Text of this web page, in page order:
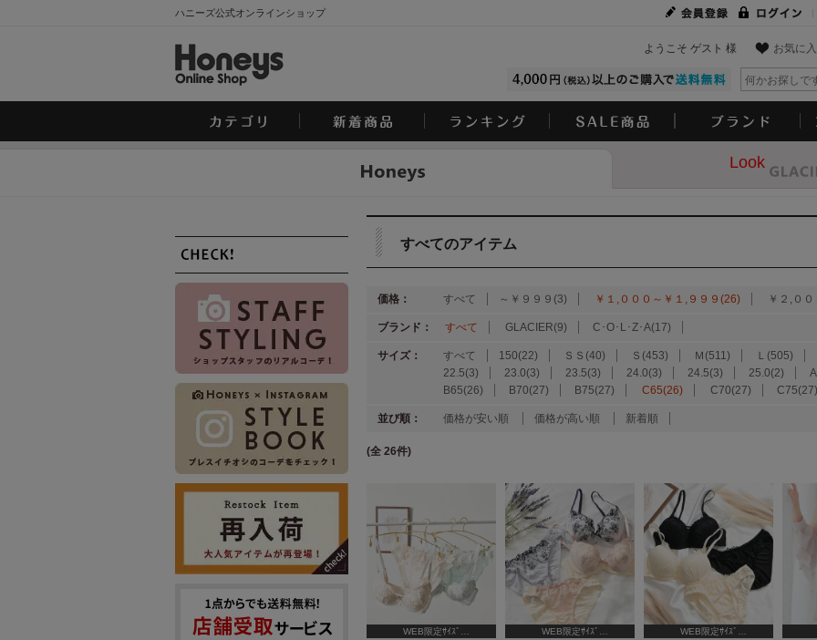
ハニーズ公式オンラインショップ
お気に入
ようこそ ゲスト 様
Look
すべてのアイテム
価格： すべて ～￥９９９(3) ￥１,０００～￥１,９９９(26) ￥２,０
ブランド： すべて GLACIER(9) C･O･L･Z･A(17)
サイズ： すべて 150(22) ＳＳ(40) Ｓ(453) Ｍ(511) Ｌ(505)
22.5(3)
23.0(3) 23.5(3) 24.0(3) 24.5(3) 25.0(2)
B65(26)
B70(27) B75(27) C65(26) C70(27) C75(27)
並び順： 価格が安い順 価格が高い順 新着順
(全 26件)
WEB限定ｻｲｽﾞ
WEB限定ｻｲｽﾞ
WEB限定ｻｲｽﾞ